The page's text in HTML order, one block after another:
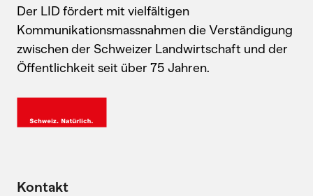
Der LID fördert mit vielfältigen
Kommunikationsmassnahmen die Verständigung
zwischen der Schweizer Landwirtschaft und der
Öffentlichkeit seit über 75 Jahren.
Kontakt